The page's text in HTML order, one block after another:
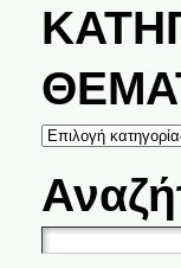
ΚΑΤΗΓΟΡΙΕΣ
ΘΕΜΑΤΩΝ